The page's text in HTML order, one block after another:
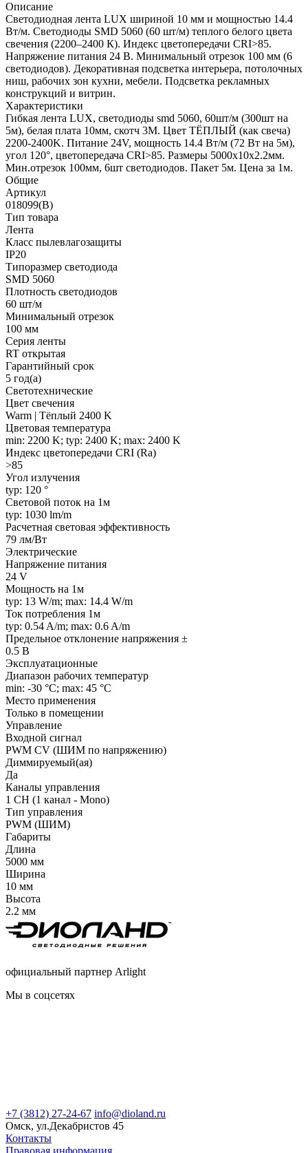
Описание
Светодиодная лента LUX шириной 10 мм и мощностью 14.4
Вт/м. Светодиоды SMD 5060 (60 шт/м) теплого белого цвета
свечения (2200–2400 К). Индекс цветопередачи CRI>85.
Напряжение питания 24 В. Минимальный отрезок 100 мм (6
светодиодов). Декоративная подсветка интерьера, потолочных
ниш, рабочих зон кухни, мебели. Подсветка рекламных
конструкций и витрин.
Характеристики
Гибкая лента LUX, светодиоды smd 5060, 60шт/м (300шт на
5м), белая плата 10мм, скотч 3М. Цвет ТЁПЛЫЙ (как свеча)
2200-2400K. Питание 24V, мощность 14.4 Вт/м (72 Вт на 5м),
угол 120°, цветопередача CRI>85. Размеры 5000х10x2.2мм.
Мин.отрезок 100мм, 6шт светодиодов. Пакет 5м. Цена за 1м.
Общие
Артикул
018099(B)
Тип товара
Лента
Класс пылевлагозащиты
IP20
Типоразмер светодиода
SMD 5060
Плотность светодиодов
60 шт/м
Минимальный отрезок
100 мм
Серия ленты
RT открытая
Гарантийный срок
5 год(а)
Светотехнические
Цвет свечения
Warm | Тёплый 2400 K
Цветовая температура
min: 2200 K; typ: 2400 K; max: 2400 K
Индекс цветопередачи CRI (Ra)
>85
Угол излучения
typ: 120 °
Световой поток на 1м
typ: 1030 lm/m
Расчетная световая эффективность
79 лм/Вт
Электрические
Напряжение питания
24 V
Мощность на 1м
typ: 13 W/m; max: 14.4 W/m
Ток потребления 1м
typ: 0.54 A/m; max: 0.6 A/m
Предельное отклонение напряжения ±
0.5 В
Эксплуатационные
Диапазон рабочих температур
min: -30 °C; max: 45 °C
Место применения
Только в помещении
Управление
Входной сигнал
PWM СV (ШИМ по напряжению)
Диммируемый(ая)
Да
Каналы управления
1 CH (1 канал - Mono)
Тип управления
PWM (ШИМ)
Габариты
Длина
5000 мм
Ширина
10 мм
Высота
2.2 мм
официальный партнер Arlight
Мы в соцсетях
+7 (3812) 27-24-67 info@dioland.ru
Омск, ул.Декабристов 45
Контакты